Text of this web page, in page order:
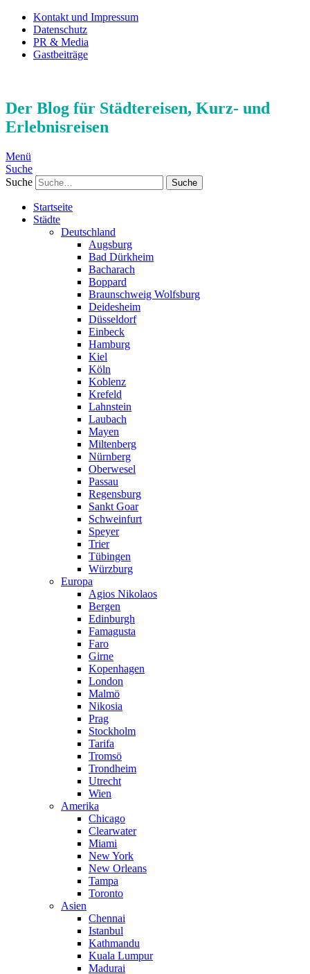
Kontakt und Impressum
Datenschutz
PR & Media
Gastbeiträge
Der Blog für Städtereisen, Kurz- und
Erlebnisreisen
Menü
Suche
Suche
Startseite
Städte
Deutschland
Augsburg
Bad Dürkheim
Bacharach
Boppard
Braunschweig Wolfsburg
Deidesheim
Düsseldorf
Einbeck
Hamburg
Kiel
Köln
Koblenz
Krefeld
Lahnstein
Laubach
Mayen
Miltenberg
Nürnberg
Oberwesel
Passau
Regensburg
Sankt Goar
Schweinfurt
Speyer
Trier
Tübingen
Würzburg
Europa
Agios Nikolaos
Bergen
Edinburgh
Famagusta
Faro
Girne
Kopenhagen
London
Malmö
Nikosia
Prag
Stockholm
Tarifa
Tromsö
Trondheim
Utrecht
Wien
Amerika
Chicago
Clearwater
Miami
New York
New Orleans
Tampa
Toronto
Asien
Chennai
Istanbul
Kathmandu
Kuala Lumpur
Madurai